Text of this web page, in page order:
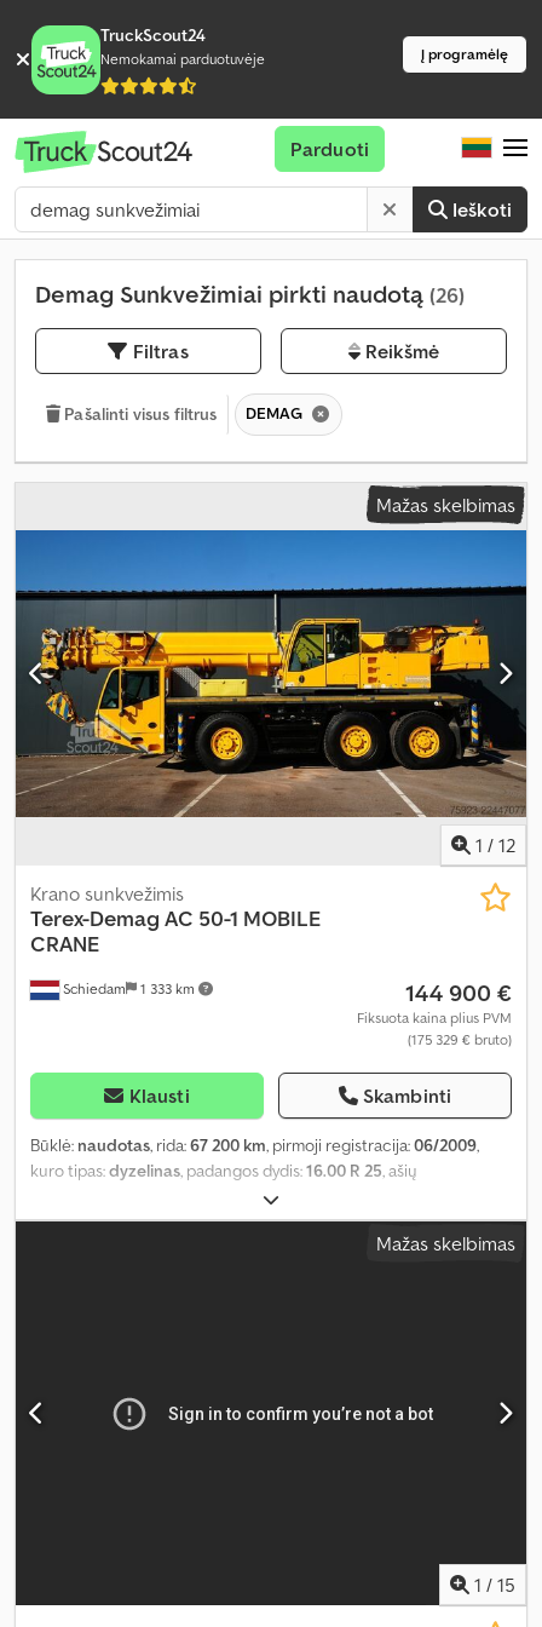
TruckScout24
Nemokamai parduotuvėje Į programėlę
Ieškoti
Parduoti
Demag Sunkvežimiai pirkti naudotą (26)
Filtras Reikšmė
Pašalinti visus filtrus DEMAG
Mažas skelbimas
1 / 12
Schiedam 1 333 km
Krano sunkvežimis
Terex-Demag AC 50-1 MOBILE
CRANE
144 900 €
Fiksuota kaina plius PVM
(175 329 € bruto)
Klausti Skambinti
Būklė: naudotas, rida:67 200 km, pirmoji registracija:06/2009,
kuro tipas:dyzelinas, padangos dydis:16.00 R 25, ašių
dyzelinas
ABS, kranas, oro kondicionavimas,
Mažas skelbimas
1 / 15